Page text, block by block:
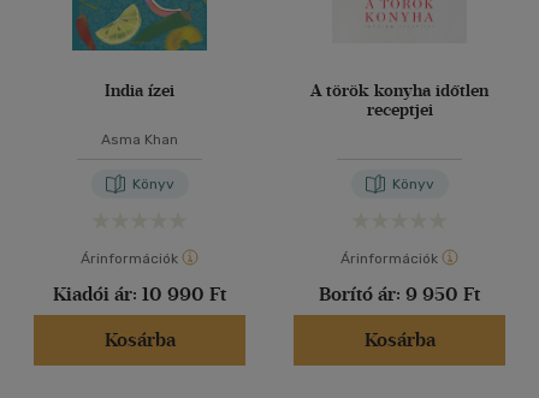
India ízei
Asma Khan
Könyv
Árinformációk
Kiadói ár: 10 990 Ft
Kosárba
A török konyha időtlen
receptjei
Könyv
Árinformációk
Borító ár: 9 950 Ft
Kosárba